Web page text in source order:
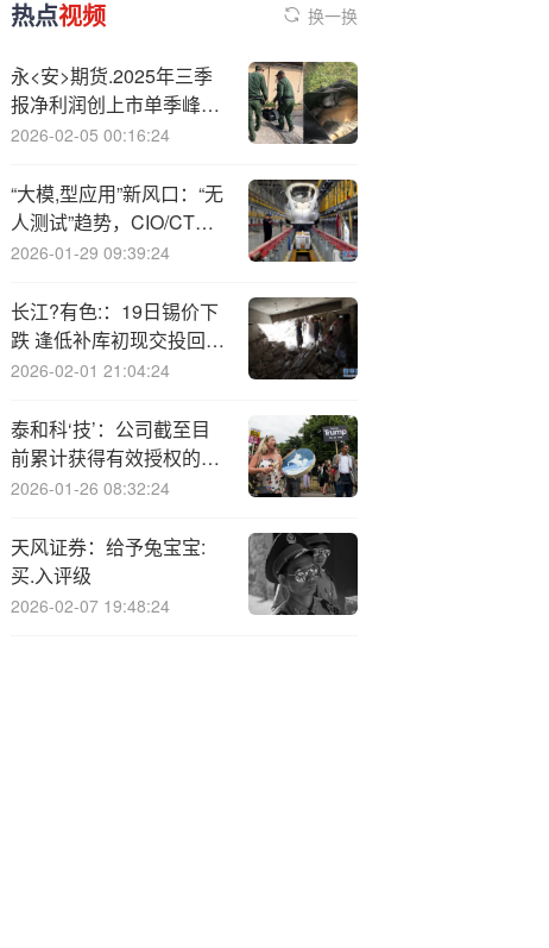
热点视频 换一换
永<安>期货.2025年三季
报净利润创上市单季峰
值，U型增长态势持续强
2026-02-05 00:16:24
“大模,型应用”新风口：“无
人测试”趋势，CIO/CTO
如何应对
2026-01-29 09:39:24
长江?有色:：19日锡价下
跌 逢低补库初现交投回暖
仍待观察
2026-02-01 21:04:24
泰和科‘技’：公司截至目
前累计获得有效授权的发
明专利116项
2026-01-26 08:32:24
天风证券：给予兔宝宝:
买.入评级
2026-02-07 19:48:24